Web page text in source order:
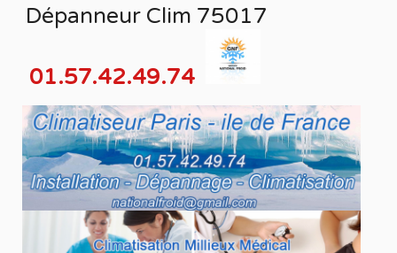
Dépanneur Clim 75017
01.57.42.49.74